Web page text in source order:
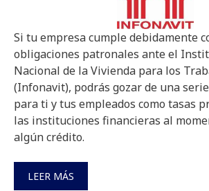
Si tu empresa cumple debidamente
obligaciones patronales ante el
Nacional de la Vivienda para los
(Infonavit), podrás gozar de una
para ti y tus empleados como tasas
las instituciones financieras al
algún crédito.
LEER MÁS